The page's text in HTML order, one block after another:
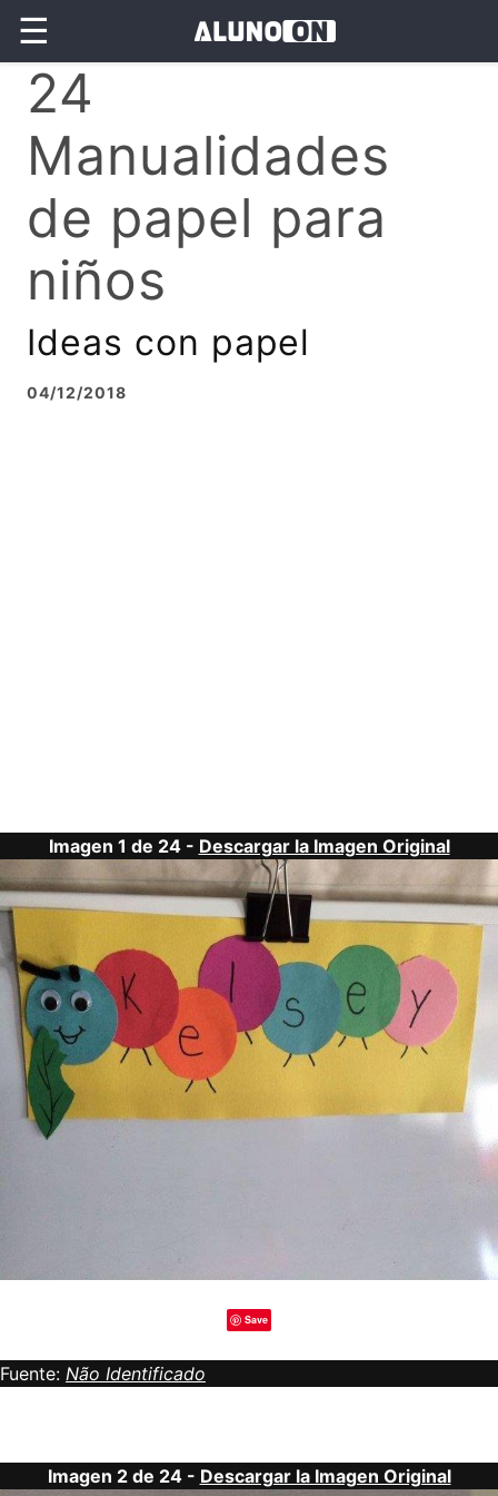
☰
24
Manualidades
de papel para
niños
Ideas con papel
04/12/2018
Imagen 1 de 24 - Descargar la Imagen Original
Save
Fuente: Não Identificado
Imagen 2 de 24 - Descargar la Imagen Original